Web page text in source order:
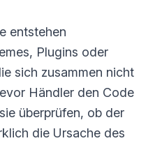
entstehen
Plugins oder
sich zusammen nicht
Händler den Code
überprüfen, ob der
die Ursache des